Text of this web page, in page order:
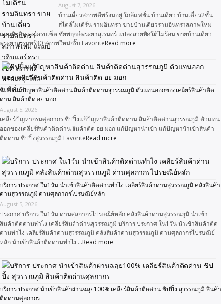
August 7, 2026
บ้านเดี่ยวสภาพดีพร้อมอยู่ ใกล้แฟชั่น บ้านเดี่ยว บ้านเดี่ยว2ชั้น
สไตล์โมเดิร์น รามอินทรา ขายบ้านเดี่ยวรามอินทราสภาพใหม่
แถมบิวอินแอร์ครบเซ็ต ชัยพฤกษ์พระยาสุเรนทร์ แปลงสวยทิศใต้ไม่ร้อน ขายบ้านเดี่ยว
พระยาสุเรนทร์30 สภาพใหม่กริ๊บ FavoriteRead more
ชิปปิ้งแก้ปัญหาสินค้าติดด่าน สินค้าติดด่านสุวรรณภูมิ ตัวแทนออกของเคลียร์สินค้าติด
ด่าน สินค้าติด อย มอก
August 5, 2026
เคลียร์ปัญหากรมศุลกากร ชิปปิ้งแก้ปัญหาสินค้าติดด่าน สินค้าติดด่านสุวรรณภูมิ ตัวแทน
ออกของเคลียร์สินค้าติดด่าน สินค้าติด อย มอก แก้ปัญหานำเข้า แก้ปัญหานำเข้าสินค้า
ติดด่าน ชิปปิ้งสุวรรณภูมิ FavoriteRead more
บริการ ประกาศ ใน1วัน นำเข้าสินค้าติดด่านทำไง เคลียร์สินค้าด่านสุวรรณภูมิ คลังสินค้า
ด่านสุวรรณภูมิ ด่านศุลกากรไปรษณีย์หลัก
August 5, 2026
ประกาศ บริการ ใน1วัน ด่านศุลกากรไปรษณีย์หลัก คลังสินค้าด่านสุวรรณภูมิ นำเข้า
สินค้าติดด่านทำไง เคลียร์สินค้าด่านสุวรรณภูมิ บริการ ประกาศ ใน1วัน นำเข้าสินค้าติด
ด่านทำไง เคลียร์สินค้าด่านสุวรรณภูมิ คลังสินค้าด่านสุวรรณภูมิ ด่านศุลกากรไปรษณีย์
หลัก นำเข้าสินค้าติดด่านทำไง …Read more
บริการ ประกาศ นำเข้าสินค้าผ่านฉลุย100% เคลียร์สินค้าติดด่าน ชิปปิ้ง สุวรรณภูมิ สินค้า
ติดด่านศุลกากร